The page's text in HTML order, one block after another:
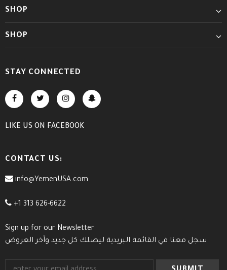
SHOP
SHOP
STAY CONNECTED
LIKE US ON FACEBOOK
CONTACT US:
info@YemenUSA.com
+1 313 626-6622
Sign up for our Newsletter
سجل معنا في القائمة البريدية ليصلك كل جديد وآخر العروض